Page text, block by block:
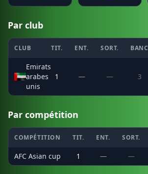
Par club
CLUB TIT. ENT. SORT. BANC
Emirats
arabes
unis
1 — — 3
Par compétition
COMPÉTITION TIT. ENT. SORT.
AFC Asian cup 1 — —